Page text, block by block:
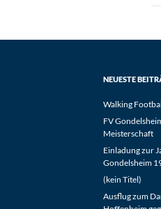
NEUESTE
Walking
FV
Meisterschaft
Einladung zur
Gondelsheim
(kein Titel)
Ausflug zum